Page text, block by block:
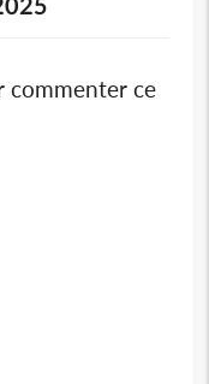
commenter ce